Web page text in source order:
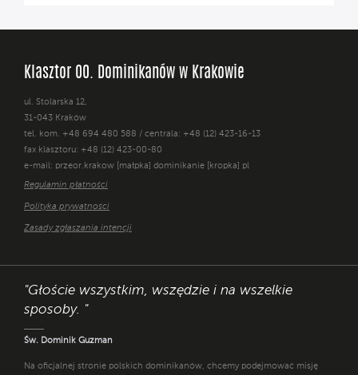
Klasztor OO. Dominikanów w Krakowie
ul. Stolarska 12,
31-043 Kraków
tel. kom. +48 694 480 588 / centrala: +48 (12) 423-16-13
fax klasztoru: +48 (12) 423-00-80
e-mail: przeor.krakow [małpka] dominikanie [kropka] pl
Regulamin płatności
Polityka prywatności
Zasady zgłaszania intencji
"Głoście wszystkim, wszędzie i na wszelkie
sposoby. "
Św. Dominik Guzman
Na oficjalnej stronie polskich dominikanów, chcemy podejmować misję